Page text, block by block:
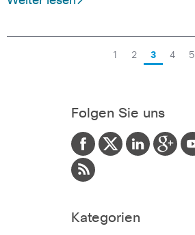
1 2 3 4 5
Folgen Sie uns
Kategorien